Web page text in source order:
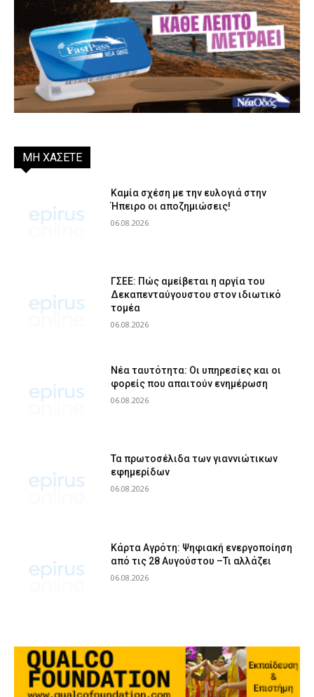
ΜΗ ΧΑΣΕΤΕ
Καμία σχέση με την ευλογιά στην
Ήπειρο οι αποζημιώσεις!
06.08.2026
ΓΣΕΕ: Πώς αμείβεται η αργία του
Δεκαπενταύγουστου στον ιδιωτικό
τομέα
06.08.2026
Νέα ταυτότητα: Οι υπηρεσίες και οι
φορείς που απαιτούν ενημέρωση
06.08.2026
Τα πρωτοσέλιδα των γιαννιώτικων
εφημερίδων
06.08.2026
Κάρτα Αγρότη: Ψηφιακή ενεργοποίηση
από τις 28 Αυγούστου –Τι αλλάζει
06.08.2026